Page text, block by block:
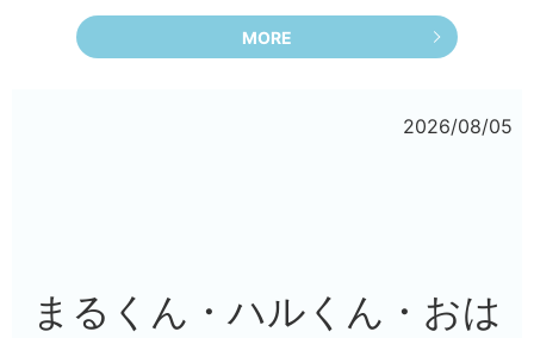
MORE
2026/08/05
まるくん・ハルくん・おは